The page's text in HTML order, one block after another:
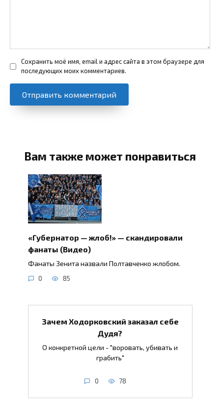
Сохранить моё имя, email и адрес сайта в этом браузере для
последующих моих комментариев.
Вам также может понравиться
«Губернатор — жлоб!» — скандировали
фанаты (Видео)
Фанаты Зенита назвали Полтавченко жлобом.
0 85
Зачем Ходорковский заказал себе
Дудя?
О конкретной цели - "воровать, убивать и
грабить"
0 78